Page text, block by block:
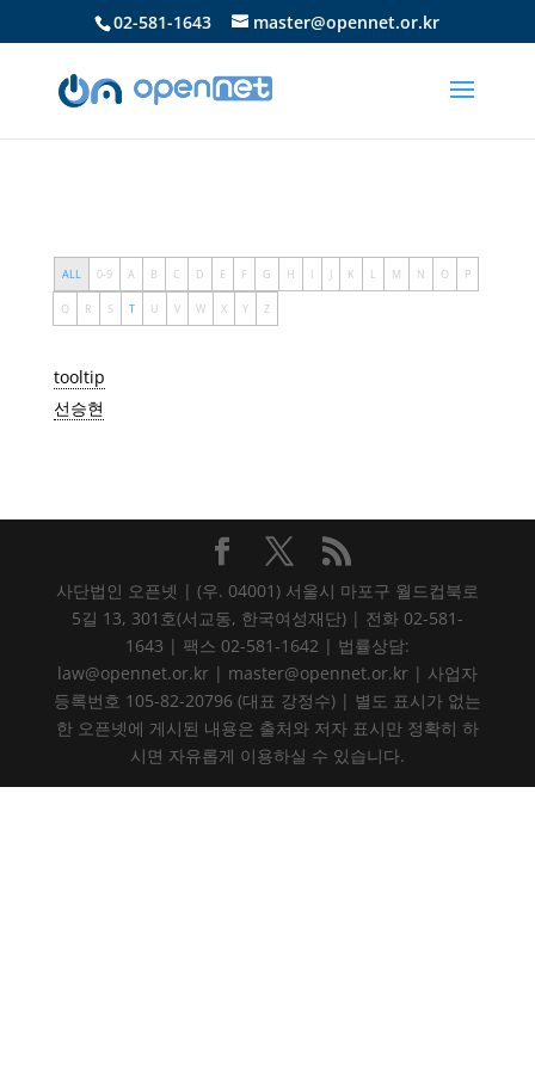
02-581-1643 master@opennet.or.kr
ALL 0-9 A B C D E F G H I J K L M N O P
Q R S T U V W X Y Z
tooltip
선승현
사단법인 오픈넷 | (우. 04001) 서울시 마포구 월드컵북로
5길 13, 301호(서교동, 한국여성재단) | 전화 02-581-
1643 | 팩스 02-581-1642 | 법률상담:
law@opennet.or.kr | master@opennet.or.kr | 사업자
등록번호 105-82-20796 (대표 강정수) | 별도 표시가 없는
한 오픈넷에 게시된 내용은 출처와 저자 표시만 정확히 하
시면 자유롭게 이용하실 수 있습니다.